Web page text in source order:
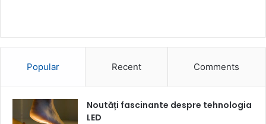
Popular Recent Comments
Noutăți fascinante despre tehnologia
LED